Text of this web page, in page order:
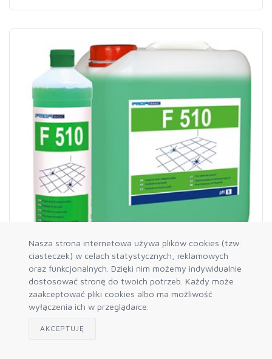
Nasza strona internetowa używa plików cookies (tzw.
ciasteczek) w celach statystycznych, reklamowych
oraz funkcjonalnych. Dzięki nim możemy indywidualnie
dostosować stronę do twoich potrzeb. Każdy może
zaakceptować pliki cookies albo ma możliwość
wyłączenia ich w przeglądarce.
AKCEPTUJĘ
[ 03497 ]
LAKMA PROFIBASIC F 510 DO MYCIA I PIEL.
PODŁÓG 5L